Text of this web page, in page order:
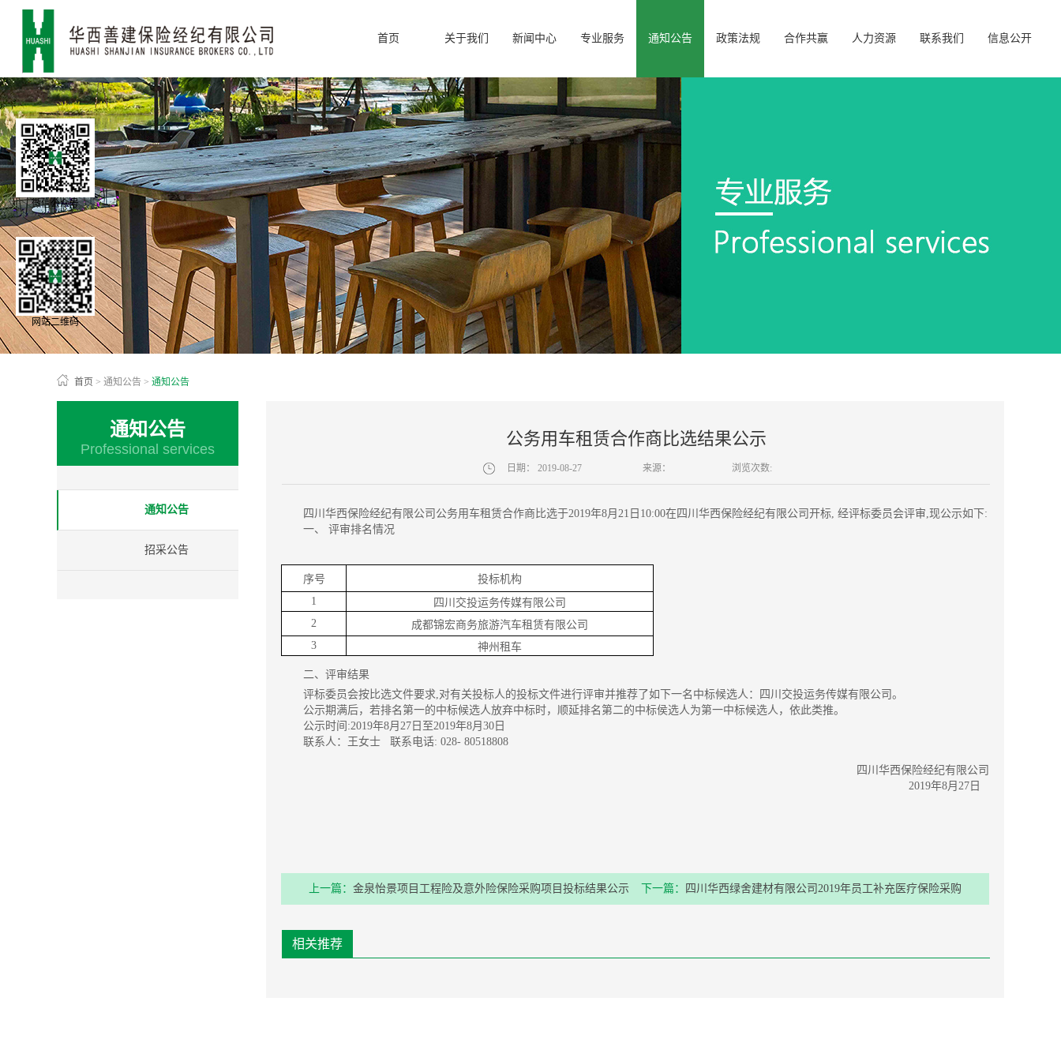
首页 关于我们 新闻中心 专业服务 通知公告 政策法规 合作共赢 人力资源 联系我们 信息公开
首页 > 通知公告 > 通知公告
通知公告
Professional services
通知公告
招采公告
公务用车租赁合作商比选结果公示
日期： 2019-08-27 来源： 浏览次数:
四川华西保险经纪有限公司公务用车租赁合作商比选于2019年8月21日10:00在四川华西保险经纪有限公司开标, 经评标委员会评审,现公示如下:
一、 评审排名情况
序号
投标机构
1
四川交投运务传媒有限公司
2
成都锦宏商务旅游汽车租赁有限公司
3
神州租车
二、评审结果
评标委员会按比选文件要求,对有关投标人的投标文件进行评审并推荐了如下一名中标候选人：四川交投运务传媒有限公司。
公示期满后，若排名第一的中标候选人放弃中标时，顺延排名第二的中标侯选人为第一中标候选人，依此类推。
公示时间:2019年8月27日至2019年8月30日
联系人：王女士 联系电话: 028- 80518808
四川华西保险经纪有限公司
2019年8月27日
上一篇： 金泉怡景项目工程险及意外险保险采购项目投标结果公示 下一篇： 四川华西绿舍建材有限公司2019年员工补充医疗保险采购
相关推荐
网站二维码
微信公众号